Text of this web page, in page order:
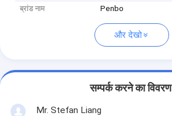
ब्रांड नाम
Penbo
और देखो
सम्पर्क करने का विवरण
Mr. Stefan Liang